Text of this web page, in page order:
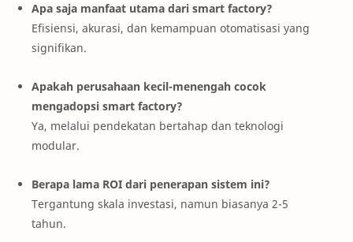
Apa saja manfaat utama dari smart factory?
Efisiensi, akurasi, dan kemampuan otomatisasi yang
signifikan.
Apakah perusahaan kecil-menengah cocok
mengadopsi smart factory?
Ya, melalui pendekatan bertahap dan teknologi
modular.
Berapa lama ROI dari penerapan sistem ini?
Tergantung skala investasi, namun biasanya 2-5
tahun.